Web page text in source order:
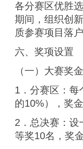
各分赛区优胜
期间，组织创
质参赛项目落户
六、奖项设置
（一）大赛奖金
1．分赛区：每
的10%），奖
2．总决赛：设
等奖10名，奖